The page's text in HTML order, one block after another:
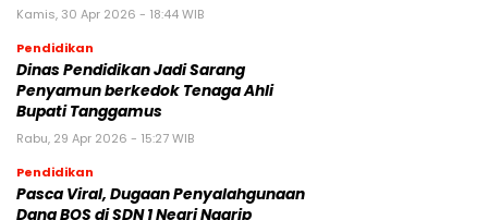
Kamis, 30 Apr 2026 - 18:44 WIB
Pendidikan
Dinas Pendidikan Jadi Sarang
Penyamun berkedok Tenaga Ahli
Bupati Tanggamus
Rabu, 29 Apr 2026 - 15:27 WIB
Pendidikan
Pasca Viral, Dugaan Penyalahgunaan
Dana BOS di SDN 1 Negri Ngarip